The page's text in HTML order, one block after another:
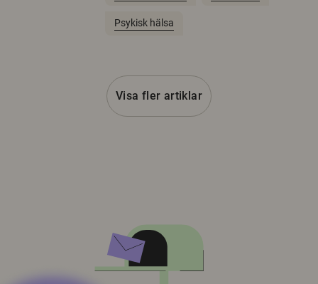
Psykisk hälsa
Visa fler artiklar